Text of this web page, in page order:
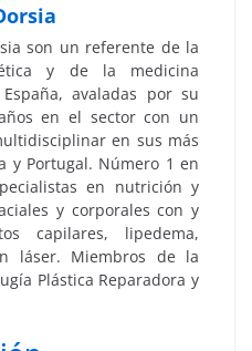
son un referente de la
y de la medicina
avaladas por su
en el sector con un
en sus más
y Portugal. Número 1 en
en nutrición y
y corporales con y
capilares, lipedema,
láser. Miembros de la
Plástica Reparadora y